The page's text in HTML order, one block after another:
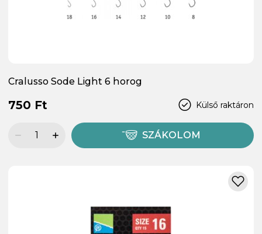
Cralusso Sode Light 6 horog
Külső raktáron
750 Ft
SZÁKOLOM